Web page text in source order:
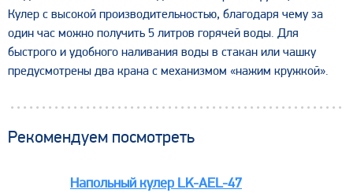
Кулер с высокой производительностью, благодаря чему за
один час можно получить 5 литров горячей воды. Для
быстрого и удобного наливания воды в стакан или чашку
предусмотрены два крана с механизмом «нажим кружкой».
Рекомендуем посмотреть
Напольный кулер LK-AEL-47